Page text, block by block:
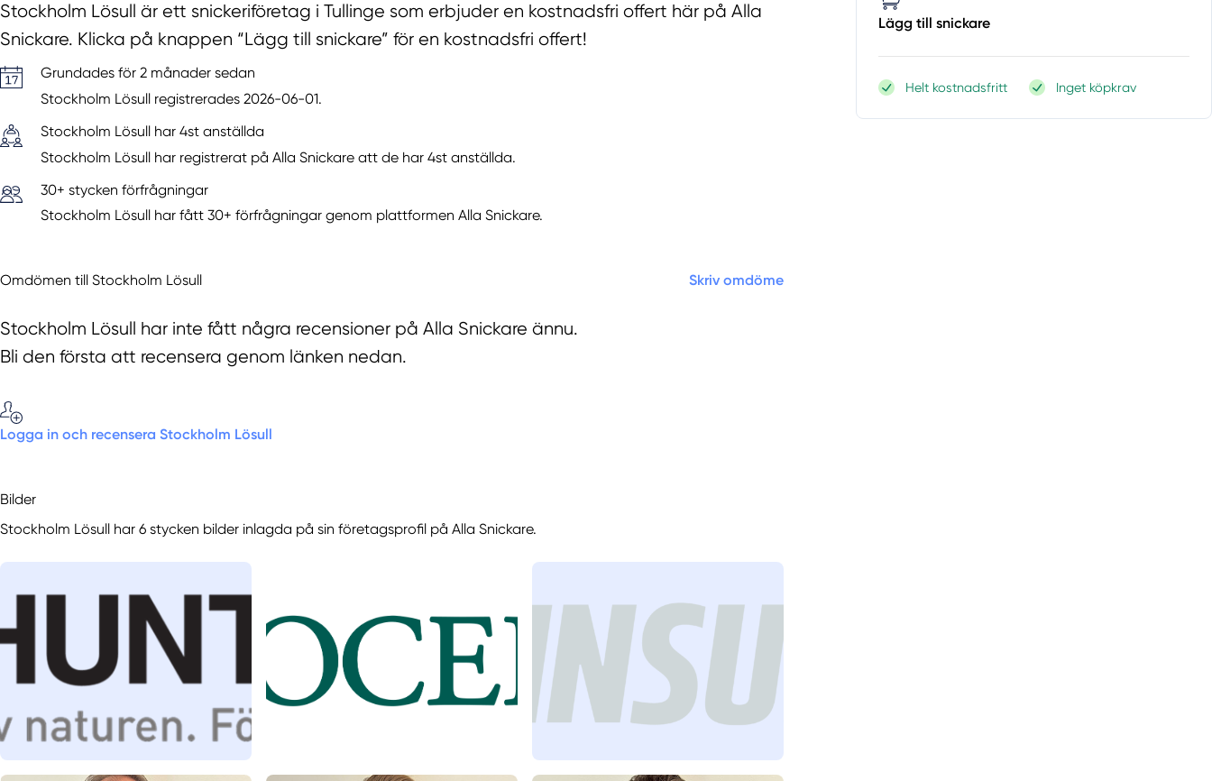
Stockholm Lösull är ett snickeriföretag i Tullinge som erbjuder en kostnadsfri offert här på Alla
Snickare. Klicka på knappen “Lägg till snickare” för en kostnadsfri offert!
Grundades för 2 månader sedan
Stockholm Lösull registrerades 2026-06-01.
Stockholm Lösull har 4st anställda
Stockholm Lösull har registrerat på Alla Snickare att de har 4st anställda.
30+ stycken förfrågningar
Stockholm Lösull har fått 30+ förfrågningar genom plattformen Alla Snickare.
Omdömen till Stockholm Lösull Skriv omdöme
Stockholm Lösull har inte fått några recensioner på Alla Snickare ännu.
Bli den första att recensera genom länken nedan.
Logga in och recensera Stockholm Lösull
Bilder
Stockholm Lösull har 6 stycken bilder inlagda på sin företagsprofil på Alla Snickare.
Lägg till snickare
Helt kostnadsfritt Inget köpkrav